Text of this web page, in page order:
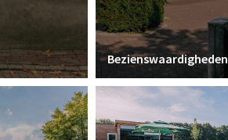
Bezienswaardigheden